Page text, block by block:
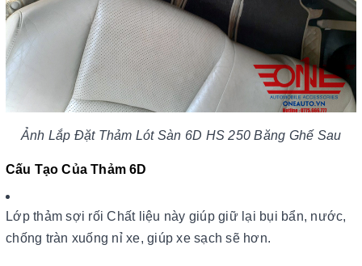
Ảnh Lắp Đặt Thảm Lót Sàn 6D HS 250 Băng Ghế Sau
Cấu Tạo Của Thảm 6D
Lớp thảm sợi rối Chất liệu này giúp giữ lại bụi bẩn, nước,
chống tràn xuống nỉ xe, giúp xe sạch sẽ hơn.